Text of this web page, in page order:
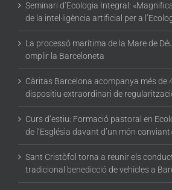
Seminari d’Ecologia Integral:
de la intel·ligència artificial per a
La processó marítima de la Mare de
omplir la Barceloneta
Càritas Barcelona acompanya més de
dispositiu extraordinari de
Curs d’estiu: Formació pastoral en
de l’Església davant d’un món
Sant Cristòfol torna a reunir els
tradicional benedicció de vehicles a